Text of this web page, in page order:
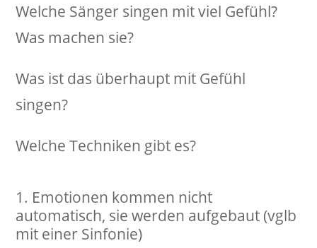
Welche Sänger singen mit viel Gefühl?
Was machen sie?
Was ist das überhaupt mit Gefühl
singen?
Welche Techniken gibt es?
Emotionen kommen nicht
automatisch, sie werden aufgebaut (vglb
mit einer Sinfonie)